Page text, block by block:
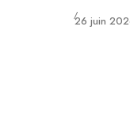
Publié
26 juin